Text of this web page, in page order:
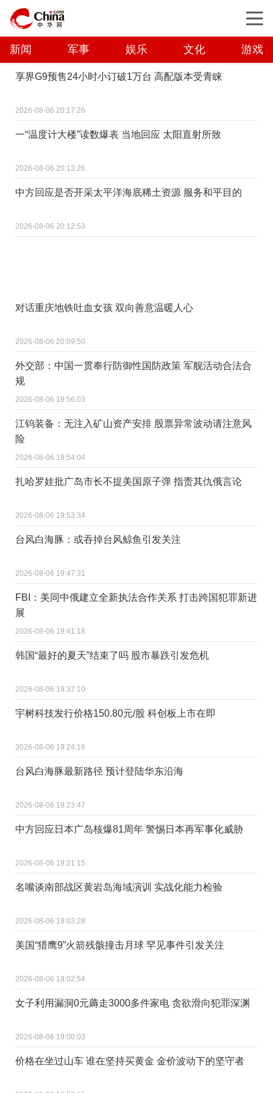
新闻 军事 娱乐 文化 游戏
享界G9预售24小时小订破1万台 高配版本受青睐
2026-08-06 20:17:26
一“温度计大楼”读数爆表 当地回应 太阳直射所致
2026-08-06 20:13:26
中方回应是否开采太平洋海底稀土资源 服务和平目的
2026-08-06 20:12:53
对话重庆地铁吐血女孩 双向善意温暖人心
2026-08-06 20:09:50
外交部：中国一贯奉行防御性国防政策 军舰活动合法合
规
2026-08-06 19:56:03
江钨装备：无注入矿山资产安排 股票异常波动请注意风
险
2026-08-06 19:54:04
扎哈罗娃批广岛市长不提美国原子弹 指责其仇俄言论
2026-08-06 19:53:34
台风白海豚：或吞掉台风鲸鱼引发关注
2026-08-06 19:47:31
FBI：美同中俄建立全新执法合作关系 打击跨国犯罪新进
展
2026-08-06 19:41:18
韩国“最好的夏天”结束了吗 股市暴跌引发危机
2026-08-06 19:37:10
宇树科技发行价格150.80元/股 科创板上市在即
2026-08-06 19:24:16
台风白海豚最新路径 预计登陆华东沿海
2026-08-06 19:23:47
中方回应日本广岛核爆81周年 警惕日本再军事化威胁
2026-08-06 19:21:15
名嘴谈南部战区黄岩岛海域演训 实战化能力检验
2026-08-06 19:03:28
美国“猎鹰9”火箭残骸撞击月球 罕见事件引发关注
2026-08-06 19:02:54
女子利用漏洞0元薅走3000多件家电 贪欲滑向犯罪深渊
2026-08-06 19:00:03
价格在坐过山车 谁在坚持买黄金 金价波动下的坚守者